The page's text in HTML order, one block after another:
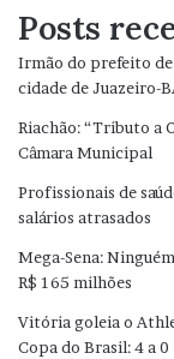
Posts
Irmão do prefeito
cidade de Juazeiro-
Riachão: “Tributo a
Câmara Municipal
Profissionais de
salários atrasados
Mega-Sena:
R$ 165 milhões
Vitória goleia o
Copa do Brasil: 4 a 0